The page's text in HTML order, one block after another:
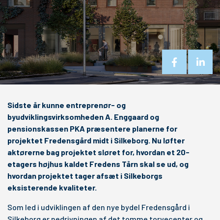
Sidste år kunne entreprenør- og
byudviklingsvirksomheden A. Enggaard og
pensionskassen PKA præsentere planerne for
projektet Fredensgård midt i Silkeborg. Nu løfter
aktørerne bag projektet sløret for, hvordan et 20-
etagers højhus kaldet Fredens Tårn skal se ud, og
hvordan projektet tager afsæt i Silkeborgs
eksisterende kvaliteter.
Som led i udviklingen af den nye bydel Fredensgård i